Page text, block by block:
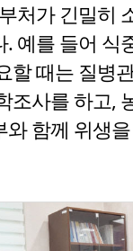
처가 긴밀히
. 예를 들어 식
할 때는 질병
조사를 하고,
와 함께 위생